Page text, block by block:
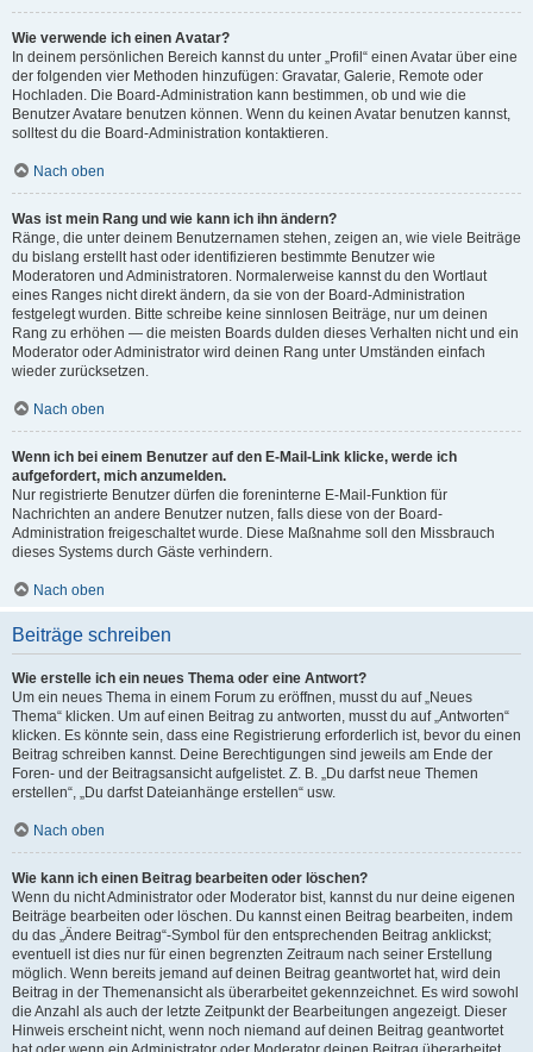
Wie verwende ich einen Avatar?
In deinem persönlichen Bereich kannst du unter „Profil“ einen Avatar über eine
der folgenden vier Methoden hinzufügen: Gravatar, Galerie, Remote oder
Hochladen. Die Board-Administration kann bestimmen, ob und wie die
Benutzer Avatare benutzen können. Wenn du keinen Avatar benutzen kannst,
solltest du die Board-Administration kontaktieren.
Nach oben
Was ist mein Rang und wie kann ich ihn ändern?
Ränge, die unter deinem Benutzernamen stehen, zeigen an, wie viele Beiträge
du bislang erstellt hast oder identifizieren bestimmte Benutzer wie
Moderatoren und Administratoren. Normalerweise kannst du den Wortlaut
eines Ranges nicht direkt ändern, da sie von der Board-Administration
festgelegt wurden. Bitte schreibe keine sinnlosen Beiträge, nur um deinen
Rang zu erhöhen — die meisten Boards dulden dieses Verhalten nicht und ein
Moderator oder Administrator wird deinen Rang unter Umständen einfach
wieder zurücksetzen.
Nach oben
Wenn ich bei einem Benutzer auf den E-Mail-Link klicke, werde ich
aufgefordert, mich anzumelden.
Nur registrierte Benutzer dürfen die foreninterne E-Mail-Funktion für
Nachrichten an andere Benutzer nutzen, falls diese von der Board-
Administration freigeschaltet wurde. Diese Maßnahme soll den Missbrauch
dieses Systems durch Gäste verhindern.
Nach oben
Beiträge schreiben
Wie erstelle ich ein neues Thema oder eine Antwort?
Um ein neues Thema in einem Forum zu eröffnen, musst du auf „Neues
Thema“ klicken. Um auf einen Beitrag zu antworten, musst du auf „Antworten“
klicken. Es könnte sein, dass eine Registrierung erforderlich ist, bevor du einen
Beitrag schreiben kannst. Deine Berechtigungen sind jeweils am Ende der
Foren- und der Beitragsansicht aufgelistet. Z. B. „Du darfst neue Themen
erstellen“, „Du darfst Dateianhänge erstellen“ usw.
Nach oben
Wie kann ich einen Beitrag bearbeiten oder löschen?
Wenn du nicht Administrator oder Moderator bist, kannst du nur deine eigenen
Beiträge bearbeiten oder löschen. Du kannst einen Beitrag bearbeiten, indem
du das „Ändere Beitrag“-Symbol für den entsprechenden Beitrag anklickst;
eventuell ist dies nur für einen begrenzten Zeitraum nach seiner Erstellung
möglich. Wenn bereits jemand auf deinen Beitrag geantwortet hat, wird dein
Beitrag in der Themenansicht als überarbeitet gekennzeichnet. Es wird sowohl
die Anzahl als auch der letzte Zeitpunkt der Bearbeitungen angezeigt. Dieser
Hinweis erscheint nicht, wenn noch niemand auf deinen Beitrag geantwortet